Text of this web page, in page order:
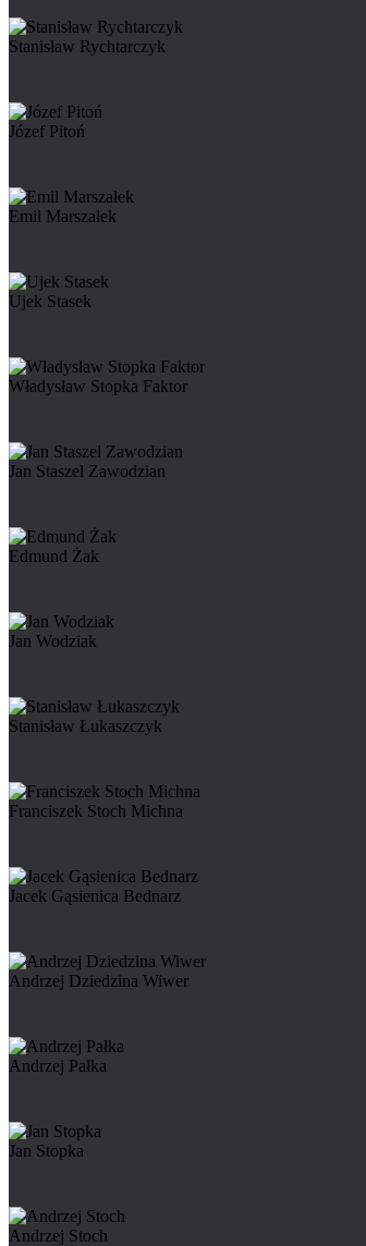
Stanisław Rychtarczyk
Józef Pitoń
Emil Marszałek
Ujek Stasek
Władysław Stopka Faktor
Jan Staszel Zawodzian
Edmund Żak
Jan Wodziak
Stanisław Łukaszczyk
Franciszek Stoch Michna
Jacek Gąsienica Bednarz
Andrzej Dziedzina Wiwer
Andrzej Pałka
Jan Stopka
Andrzej Stoch